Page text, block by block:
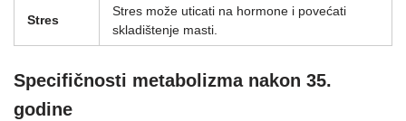
Stres
Stres može uticati na hormone i povećati
skladištenje masti.
Specifičnosti metabolizma nakon 35.
godine